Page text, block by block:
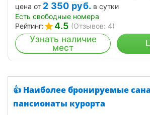
👍 Наиболее бронируемые
пансионаты курорта
цена от 2 350 руб. в сутки
Есть свободные номера
Рейтинг:
4.5 (Отзывов: 4)
Узнать наличие
мест